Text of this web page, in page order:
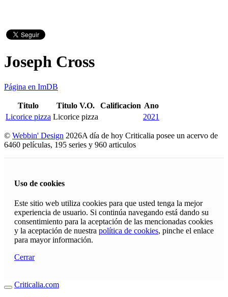
Joseph Cross
Página en ImDB
Titulo Titulo V.O. Calificacion Ano
Licorice pizza Licorice pizza 2021
© Webbin' Design 2026A día de hoy Criticalia posee un acervo de
6460 películas, 195 series y 960 articulos
Uso de cookies
Este sitio web utiliza cookies para que usted tenga la mejor
experiencia de usuario. Si continúa navegando está dando su
consentimiento para la aceptación de las mencionadas cookies
y la aceptación de nuestra política de cookies, pinche el enlace
para mayor información.
Cerrar
Criticalia.com